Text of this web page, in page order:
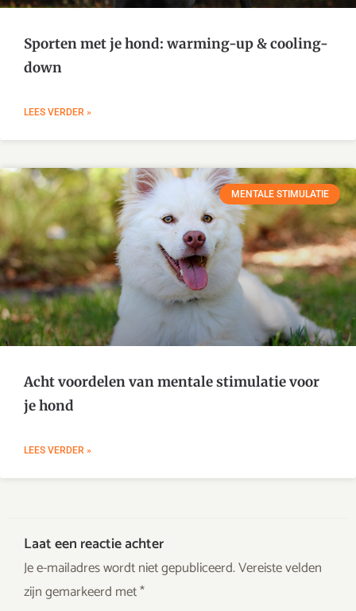
Sporten met je hond: warming-up & cooling-
down
LEES VERDER »
MENTALE STIMULATIE
Acht voordelen van mentale stimulatie voor
je hond
LEES VERDER »
Laat een reactie achter
Je e-mailadres wordt niet gepubliceerd.Vereiste velden
zijn gemarkeerd met*